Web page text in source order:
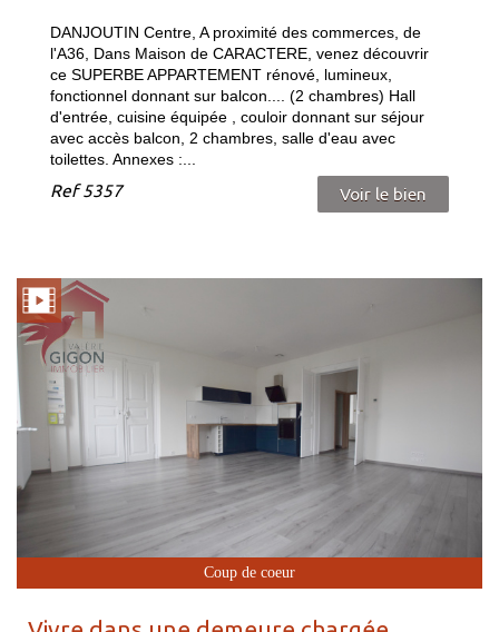
DANJOUTIN Centre, A proximité des commerces, de
l'A36, Dans Maison de CARACTERE, venez découvrir
ce SUPERBE APPARTEMENT rénové, lumineux,
fonctionnel donnant sur balcon.... (2 chambres) Hall
d'entrée, cuisine équipée , couloir donnant sur séjour
avec accès balcon, 2 chambres, salle d'eau avec
toilettes. Annexes :...
Ref5357 Voir le bien
Coup de coeur